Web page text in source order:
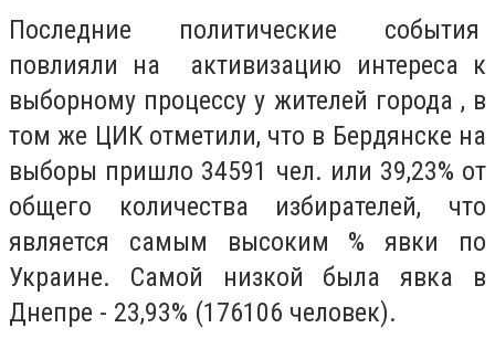
Последние политические события
повлияли на активизацию интереса к
выборному процессу у жителей города , в
том же ЦИК отметили, что в Бердянске на
выборы пришло 34591 чел. или 39,23% от
общего количества избирателей, что
является самым высоким % явки по
Украине. Самой низкой была явка в
Днепре - 23,93% (176106 человек).